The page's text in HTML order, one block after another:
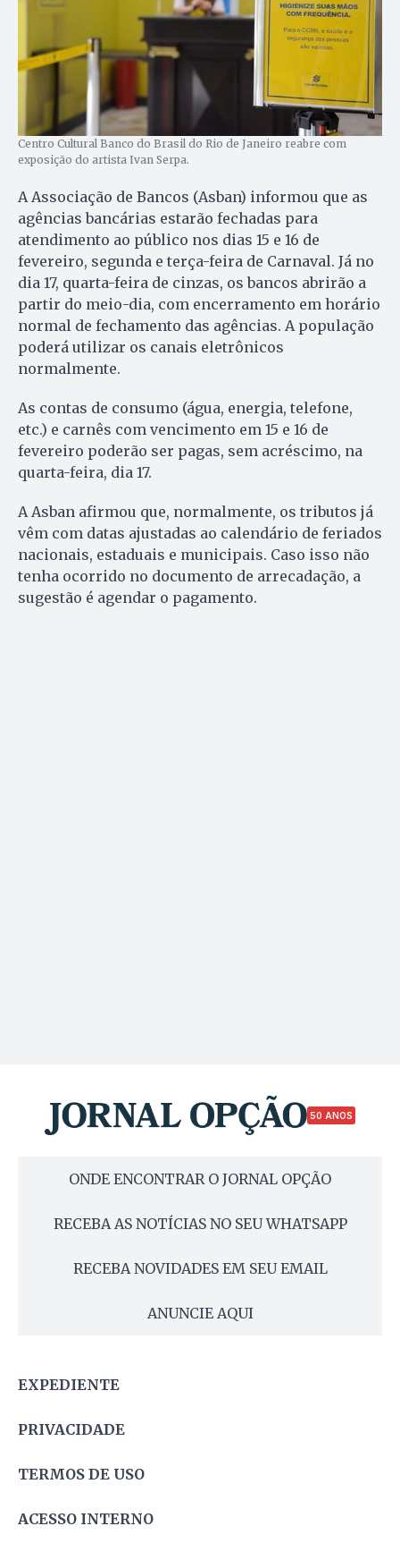
Centro Cultural Banco do Brasil do Rio de Janeiro reabre com
exposição do artista Ivan Serpa.
A Associação de Bancos (Asban) informou que as
agências bancárias estarão fechadas para
atendimento ao público nos dias 15 e 16 de
fevereiro, segunda e terça-feira de Carnaval. Já no
dia 17, quarta-feira de cinzas, os bancos abrirão a
partir do meio-dia, com encerramento em horário
normal de fechamento das agências. A população
poderá utilizar os canais eletrônicos
normalmente.
As contas de consumo (água, energia, telefone,
etc.) e carnês com vencimento em 15 e 16 de
fevereiro poderão ser pagas, sem acréscimo, na
quarta-feira, dia 17.
A Asban afirmou que, normalmente, os tributos já
vêm com datas ajustadas ao calendário de feriados
nacionais, estaduais e municipais. Caso isso não
tenha ocorrido no documento de arrecadação, a
sugestão é agendar o pagamento.
50 ANOS
ONDE ENCONTRAR O JORNAL OPÇÃO
RECEBA AS NOTÍCIAS NO SEU WHATSAPP
RECEBA NOVIDADES EM SEU EMAIL
ANUNCIE AQUI
EXPEDIENTE
PRIVACIDADE
TERMOS DE USO
ACESSO INTERNO